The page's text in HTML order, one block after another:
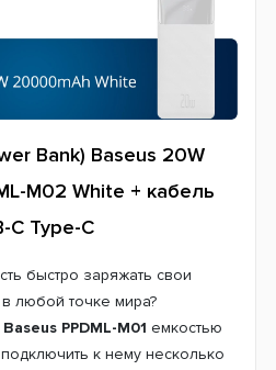
Bank) Baseus 20W
M02 White + кабель
C Type-C
быстро заряжать свои
в любой точке мира?
Baseus PPDML-M01 емкостью
к нему несколько